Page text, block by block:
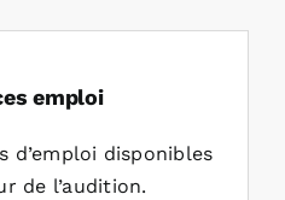
emploi
d’emploi disponibles
de l’audition.